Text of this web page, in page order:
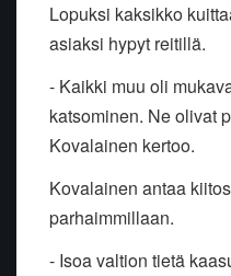
Lopuksi kaksikko
asiaksi hypyt reitillä.
- Kaikki muu oli
katsominen. Ne olivat
Kovalainen kertoo.
Kovalainen antaa
parhaimmillaan.
- Isoa valtion tietä